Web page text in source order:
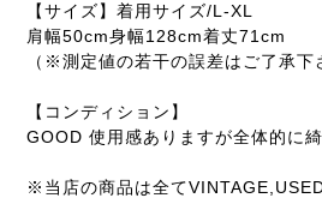
【サイズ】着用サイズ/L-XL
肩幅50cm身幅128cm着丈71cm
（※測定値の若干の誤差はご了承下
【コンディション】
GOOD 使用感ありますが全体的に
※当店の商品は全て